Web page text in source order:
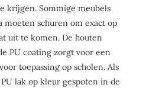
krijgen. Sommige meubels
moeten schuren om exact op
uit te komen. De houten
PU coating zorgt voor een
toepassing op scholen. Als
lak op kleur gespoten in de